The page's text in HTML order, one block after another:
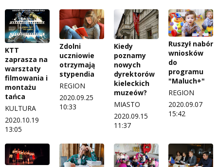
KTT
zaprasza na
warsztaty
filmowania i
montażu
tańca
KULTURA
2020.10.19
13:05
Zdolni
uczniowie
otrzymają
stypendia
REGION
2020.09.25
10:33
Kiedy
poznamy
nowych
dyrektorów
kieleckich
muzeów?
MIASTO
2020.09.15
11:37
Ruszył nabór
wniosków
do
programu
"Maluch+"
REGION
2020.09.07
15:42